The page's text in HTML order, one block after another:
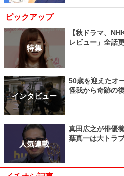
ピックアップ
特集
【秋ドラマ、
レビュー」全話
インタビュー
50歳を迎えたオ
怪我から奇跡の
人気連載
真田広之が俳優
葉真一は大トラ